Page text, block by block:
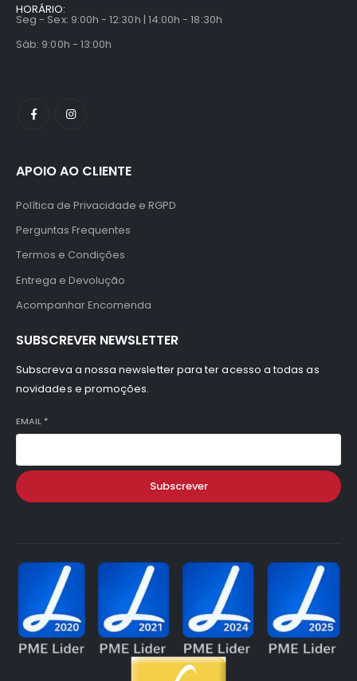
HORÁRIO:
Seg - Sex: 9:00h - 12:30h | 14:00h - 18:30h
Sáb: 9:00h - 13:00h
APOIO AO CLIENTE
Política de Privacidade e RGPD
Perguntas Frequentes
Termos e Condições
Entrega e Devolução
Acompanhar Encomenda
SUBSCREVER NEWSLETTER
Subscreva a nossa newsletter para ter acesso a todas as
novidades e promoções.
EMAIL *
Subscrever